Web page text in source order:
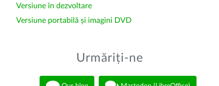
Versiune în dezvoltare
Versiune portabilă și imagini DVD
Urmăriți-ne